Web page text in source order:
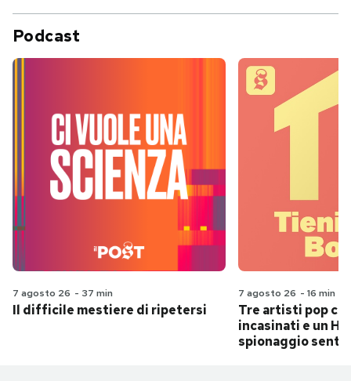
Podcast
7 agosto 26 - 37 min
Il difficile mestiere di ripetersi
7 agosto 26 - 16 min
Tre artisti pop
incasinati e un
spionaggio